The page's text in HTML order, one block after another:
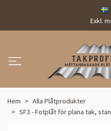
Exkl.
Hem
Alla Plåtprodukter
SF3 - Fotplåt för plana tak,